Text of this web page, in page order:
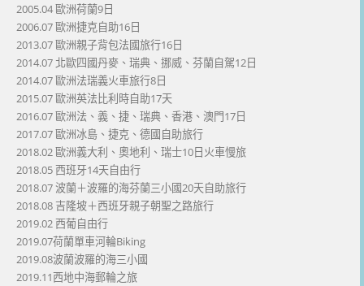
2005.04 歐洲荷蘭9日
2006.07 歐洲捷克自助16日
2013.07 歐洲親子背包法國旅行16日
2014.07 北歐四國丹麥、瑞典、挪威、芬蘭自駕12日
2014.07 歐洲法瑞義火車旅行8日
2015.07 歐洲英法比利時自助17天
2016.07 歐洲法、義、捷、瑞典、香港、澳門17日
2017.07 歐洲冰島、捷克、德國自助旅行
2018.02 歐洲義大利、奧地利、瑞士10日火車慢旅
2018.05 西班牙14天自由行
2018.07 波蘭＋波羅的海芬蘭三小國20天自助旅行
2018.08 吉隆坡＋西班牙親子朝聖之路旅行
2019.02 西葡自由行
2019.07荷蘭單車河輪Biking
2019.08波蘭波羅的海三小國
2019.11西地中海郵輪之旅